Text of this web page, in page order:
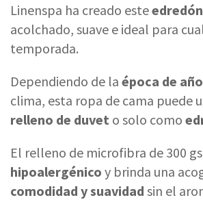
Linenspa ha creado este
acolchado, suave e ideal para
temporada.
Dependiendo de la época de
clima, esta ropa de cama puede
relleno de duvet o solo como
El relleno de microfibra de 300
hipoalergénico y brinda una
comodidad y suavidad sin el